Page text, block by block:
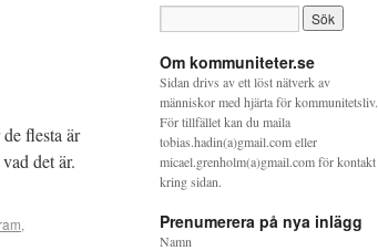
flesta är
det är.
,
Om kommuniteter.se
Sidan drivs av ett löst nätverk av
människor med hjärta för kommunitetsliv.
För tillfället kan du maila
tobias.hadin(a)gmail.com eller
micael.grenholm(a)gmail.com för kontakt
kring sidan.
Prenumerera på nya inlägg
Namn